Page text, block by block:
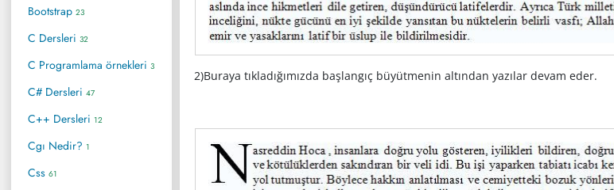
Bootstrap 23
C Dersleri 32
C Programlama örnekleri 3
C# Dersleri 47
C++ Dersleri 12
Cgı Nedir? 1
Css 61
2)Buraya tıkladığımızda başlangıç büyütmenin altından yazılar devam eder.